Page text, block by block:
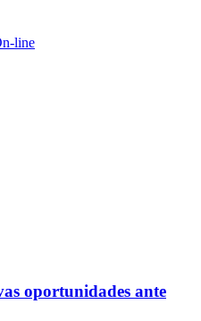
line
oportunidades ante